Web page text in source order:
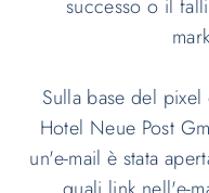
successo o il
Sulla base del
Hotel Neue Post
un'e-mail è stata